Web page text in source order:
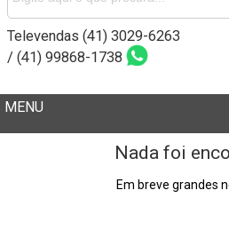
Televendas (41) 3029-6263
/ (41) 99868-1738
Nada foi
Em breve grandes